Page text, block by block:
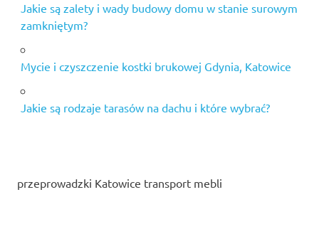
Jakie są zalety i wady budowy domu w stanie surowym
zamkniętym?
Mycie i czyszczenie kostki brukowej Gdynia, Katowice
Jakie są rodzaje tarasów na dachu i które wybrać?
przeprowadzki Katowice transport mebli